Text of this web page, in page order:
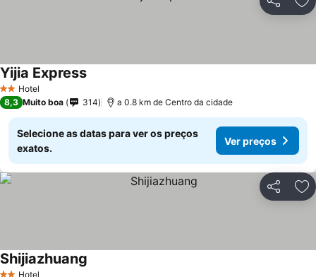
Partilhar
2 Estrelas
Hotel
Yijia Express
8,3 Muito boa 314 a 0.8 km de Centro da cidade
Selecione as datas para ver os preços
exatos.
Ver preços
Partilhar
Hotel
Shijiazhuang